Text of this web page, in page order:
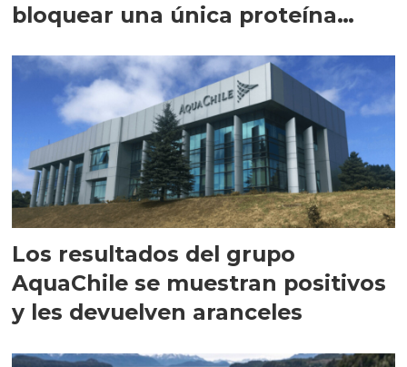
bloquear una única proteína
Los resultados del grupo
AquaChile se muestran positivos
y les devuelven aranceles